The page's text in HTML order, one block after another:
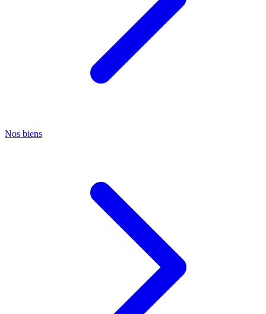
Nos biens